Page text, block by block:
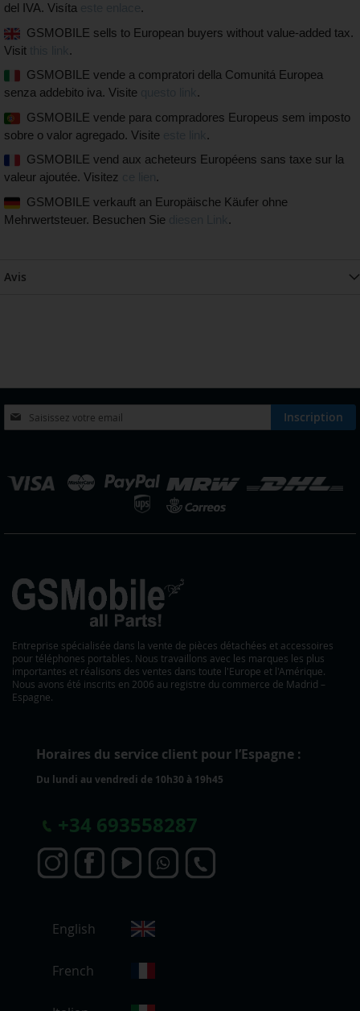
del IVA. Visíta
.
GSMOBILE sells to European buyers without value-added tax.
Visit
.
GSMOBILE vende a compratori della Comunitá Europea
senza addebito iva. Visite
.
GSMOBILE vende para compradores Europeus sem imposto
sobre o valor agregado. Visite
.
GSMOBILE vend aux acheteurs Européens sans taxe sur la
valeur ajoutée. Visitez
.
GSMOBILE verkauft an Europäische Käufer ohne
Mehrwertsteuer. Besuchen Sie
.
Avis
Inscription
à
d’information
Inscription
Entreprise spécialisée dans la vente de pièces détachées et accessoires
pour téléphones portables. Nous travaillons avec les marques les plus
importantes et réalisons des ventes dans toute l'Europe et l'Amérique.
Nous avons été inscrits en 2006 au registre du commerce de Madrid –
Espagne.
Horaires du service client pour l’Espagne :
Du lundi au vendredi de 10h30 à 19h45
+34 693558287
English
French